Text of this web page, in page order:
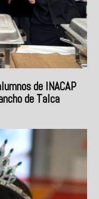
de INACAP
de Talca